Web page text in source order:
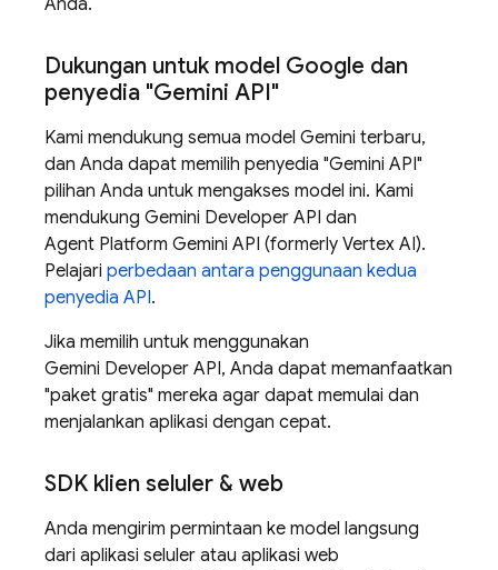
Anda.
Dukungan untuk model Google dan
penyedia "Gemini API"
Kami mendukung semua model Gemini terbaru,
dan Anda dapat memilih penyedia "Gemini API"
pilihan Anda untuk mengakses model ini. Kami
mendukung Gemini Developer API dan
Agent Platform Gemini API (formerly Vertex AI).
Pelajari perbedaan antara penggunaan kedua
penyedia API.
Jika memilih untuk menggunakan
Gemini Developer API, Anda dapat memanfaatkan
"paket gratis" mereka agar dapat memulai dan
menjalankan aplikasi dengan cepat.
SDK klien seluler & web
Anda mengirim permintaan ke model langsung
dari aplikasi seluler atau aplikasi web